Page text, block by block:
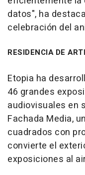
datos", ha
celebración del
RESIDENCIA DE
Etopia ha
46 grandes
audiovisuales en
Fachada Media,
cuadrados con
convierte el
exposiciones al